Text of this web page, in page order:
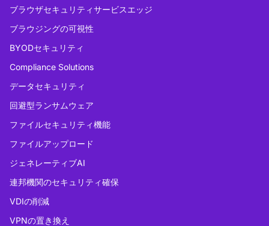
ブラウザセキュリティサービスエッジ
ブラウジングの可視性
BYODセキュリティ
Compliance Solutions
データセキュリティ
回避型ランサムウェア
ファイルセキュリティ機能
ファイルアップロード
ジェネレーティブAI
連邦機関のセキュリティ確保
VDIの削減
VPNの置き換え